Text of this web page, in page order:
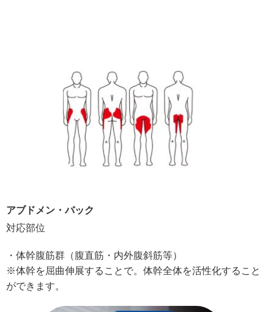
アブドメン・バック
対応部位
・体幹腹筋群（腹直筋・内外腹斜筋等）
※体幹を屈曲伸展することで。体幹全体を活性化すること
ができます。